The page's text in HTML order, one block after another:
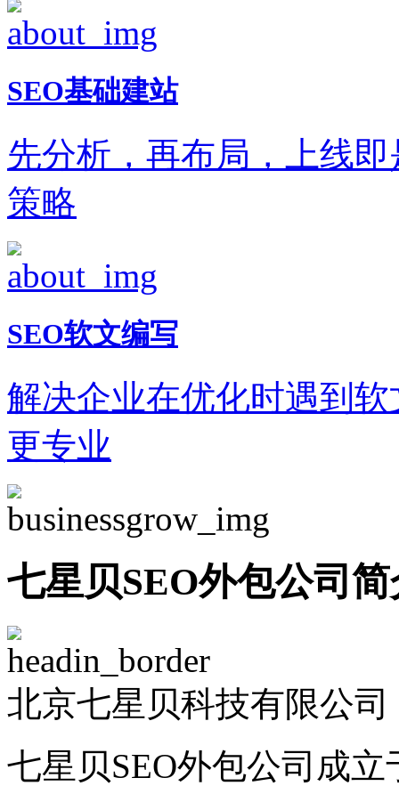
SEO基础建站
先分析，再布局，上线
策略
SEO软文编写
解决企业在优化时遇到
更专业
七星贝SEO外包公司简
北京七星贝科技有限公
七星贝SEO外包公司成